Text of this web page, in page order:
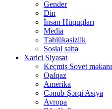
Gender
Din
İnsan Hüquqları
Media
Təhlükəsizlik
Sosial sahə
Xarici Siyasət
Keçmiş Sovet məkanı
Qafqaz
Amerika
Cənub-Şərqi Asiya
Avropa